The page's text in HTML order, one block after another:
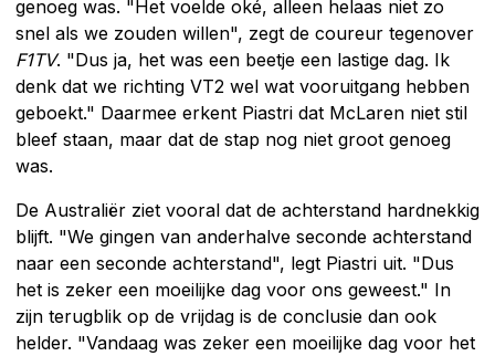
genoeg was. "Het voelde oké, alleen helaas niet zo
snel als we zouden willen", zegt de coureur tegenover
F1TV. "Dus ja, het was een beetje een lastige dag. Ik
denk dat we richting VT2 wel wat vooruitgang hebben
geboekt." Daarmee erkent Piastri dat McLaren niet stil
bleef staan, maar dat de stap nog niet groot genoeg
was.
De Australiër ziet vooral dat de achterstand hardnekkig
blijft. "We gingen van anderhalve seconde achterstand
naar een seconde achterstand", legt Piastri uit. "Dus
het is zeker een moeilijke dag voor ons geweest." In
zijn terugblik op de vrijdag is de conclusie dan ook
helder. "Vandaag was zeker een moeilijke dag voor het